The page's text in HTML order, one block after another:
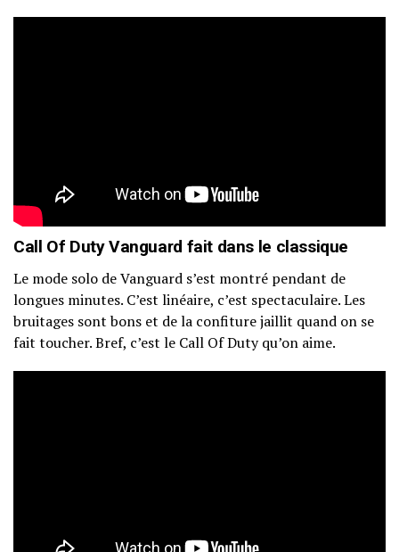
Call Of Duty Vanguard fait dans le classique
Le mode solo de Vanguard s’est montré pendant de
longues minutes. C’est linéaire, c’est spectaculaire. Les
bruitages sont bons et de la confiture jaillit quand on se
fait toucher. Bref, c’est le Call Of Duty qu’on aime.